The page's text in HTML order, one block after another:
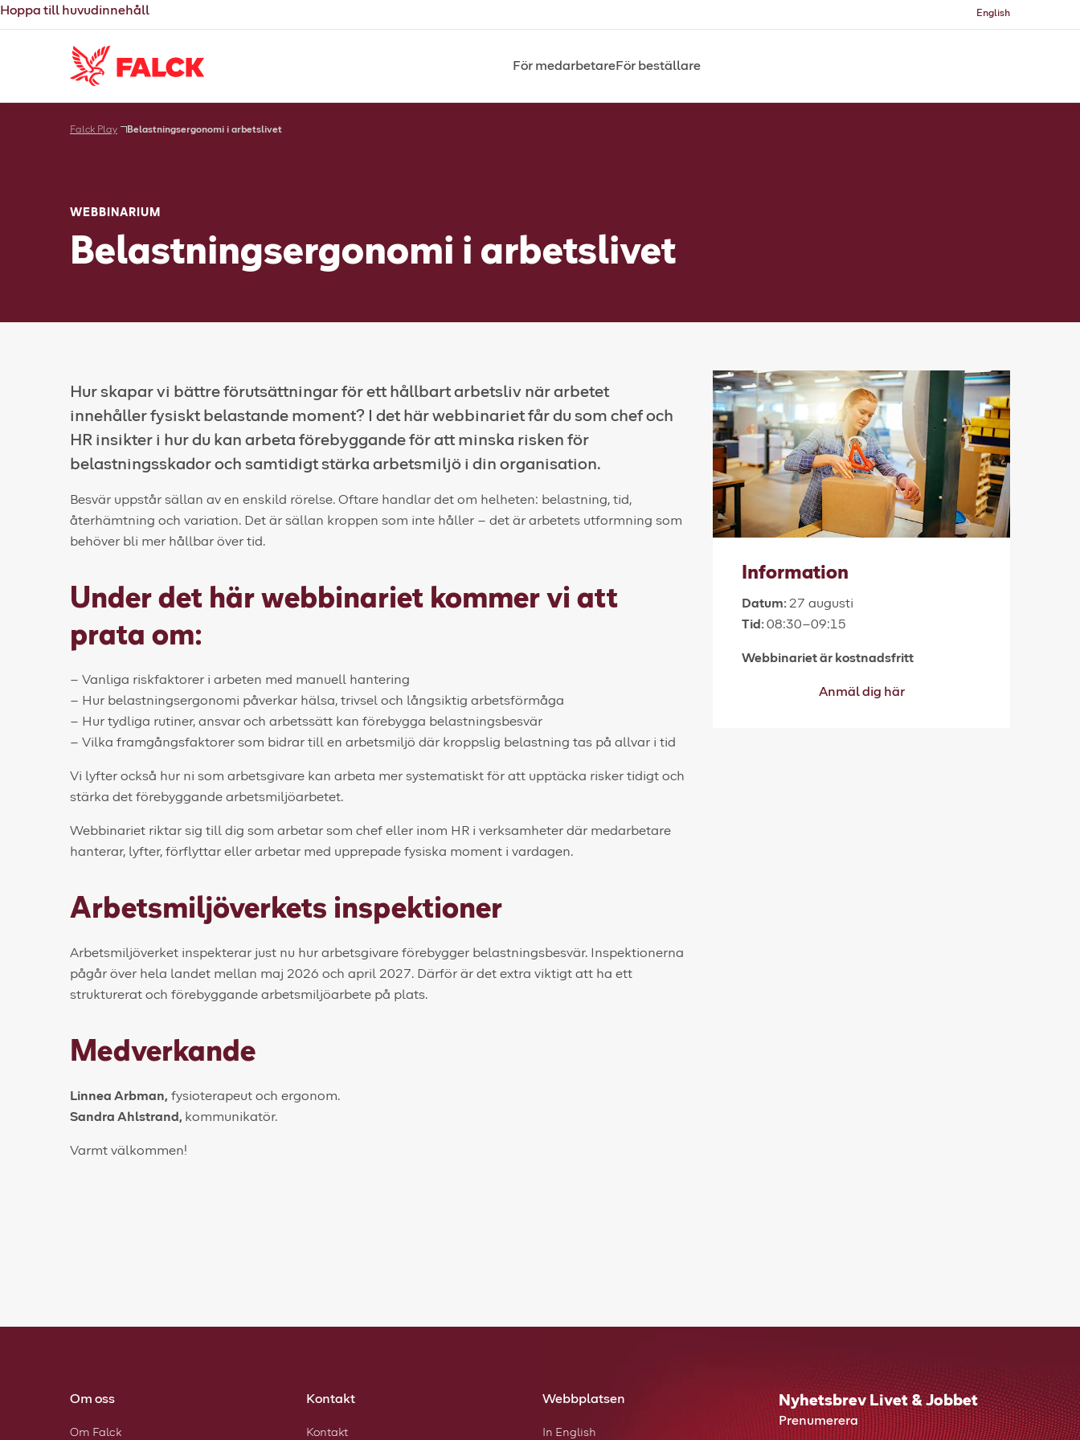
Hoppa till huvudinnehåll English
För medarbetareFör beställare
Falck Play Belastningsergonomi i arbetslivet
WEBBINARIUM
Belastningsergonomi i arbetslivet
Hur skapar vi bättre förutsättningar för ett hållbart arbetsliv när arbetet
innehåller fysiskt belastande moment? I det här webbinariet får du som chef och
HR insikter i hur du kan arbeta förebyggande för att minska risken för
belastningsskador och samtidigt stärka arbetsmiljö i din organisation.
Besvär uppstår sällan av en enskild rörelse. Oftare handlar det om helheten: belastning, tid,
återhämtning och variation. Det är sällan kroppen som inte håller – det är arbetets utformning som
behöver bli mer hållbar över tid.
Under det här webbinariet kommer vi att
prata om:
– Vanliga riskfaktorer i arbeten med manuell hantering
– Hur belastningsergonomi påverkar hälsa, trivsel och långsiktig arbetsförmåga
– Hur tydliga rutiner, ansvar och arbetssätt kan förebygga belastningsbesvär
– Vilka framgångsfaktorer som bidrar till en arbetsmiljö där kroppslig belastning tas på allvar i tid
Vi lyfter också hur ni som arbetsgivare kan arbeta mer systematiskt för att upptäcka risker tidigt och
stärka det förebyggande arbetsmiljöarbetet.
Webbinariet riktar sig till dig som arbetar som chef eller inom HR i verksamheter där medarbetare
hanterar, lyfter, förflyttar eller arbetar med upprepade fysiska moment i vardagen.
Arbetsmiljöverkets inspektioner
Arbetsmiljöverket inspekterar just nu hur arbetsgivare förebygger belastningsbesvär. Inspektionerna
pågår över hela landet mellan maj 2026 och april 2027. Därför är det extra viktigt att ha ett
strukturerat och förebyggande arbetsmiljöarbete på plats.
Medverkande
Linnea Arbman, fysioterapeut och ergonom.
Sandra Ahlstrand, kommunikatör.
Varmt välkommen!
Information
Datum:27 augusti
Tid:08:30–09:15
Webbinariet är kostnadsfritt
Anmäl dig här
Om oss
Om Falck
Kontakt
Kontakt
Webbplatsen
In English
Nyhetsbrev Livet & Jobbet
Prenumerera